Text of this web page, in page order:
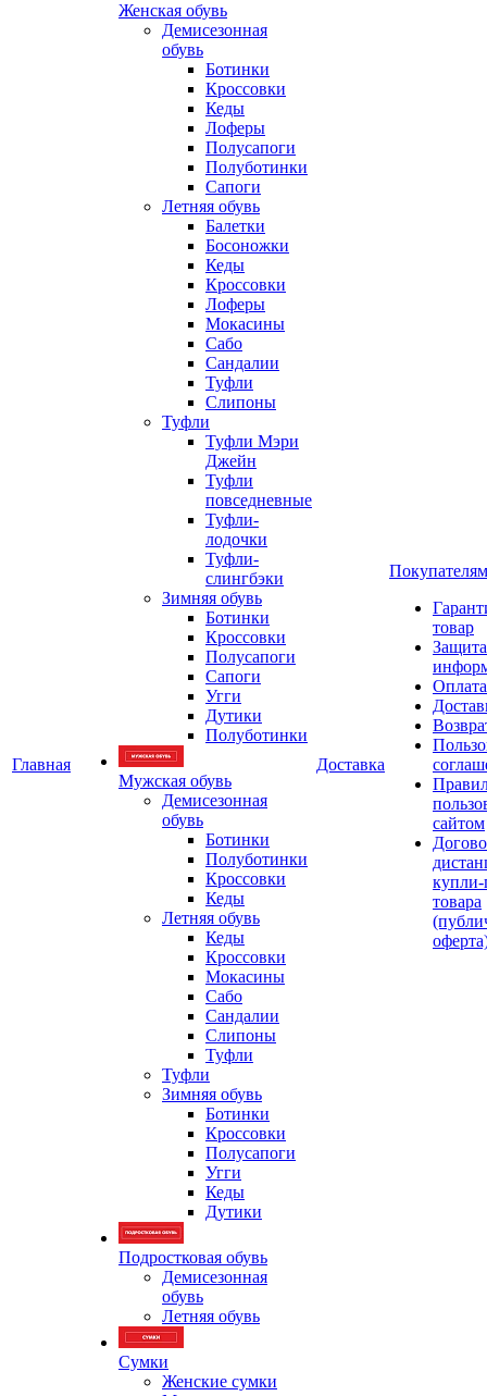
Главная
Женская обувь
Демисезонная
обувь
Ботинки
Кроссовки
Кеды
Лоферы
Полусапоги
Полуботинки
Сапоги
Летняя обувь
Балетки
Босоножки
Кеды
Кроссовки
Лоферы
Мокасины
Сабо
Сандалии
Туфли
Слипоны
Туфли
Туфли Мэри
Джейн
Туфли
повседневные
Туфли-
лодочки
Туфли-
слингбэки
Зимняя обувь
Ботинки
Кроссовки
Полусапоги
Сапоги
Угги
Дутики
Полуботинки
Мужская обувь
Демисезонная
обувь
Ботинки
Полуботинки
Кроссовки
Кеды
Летняя обувь
Кеды
Кроссовки
Мокасины
Сабо
Сандалии
Слипоны
Туфли
Туфли
Зимняя обувь
Ботинки
Кроссовки
Полусапоги
Угги
Кеды
Дутики
Подростковая обувь
Демисезонная
обувь
Летняя обувь
Сумки
Женские сумки
Доставка
Покупателям
товар
Защита
Оплата
сайтом
товара